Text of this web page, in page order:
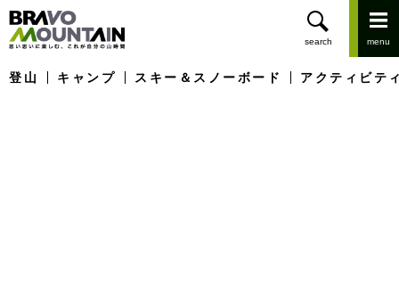
登山 キャンプ スキー＆スノーボード アクティビテ